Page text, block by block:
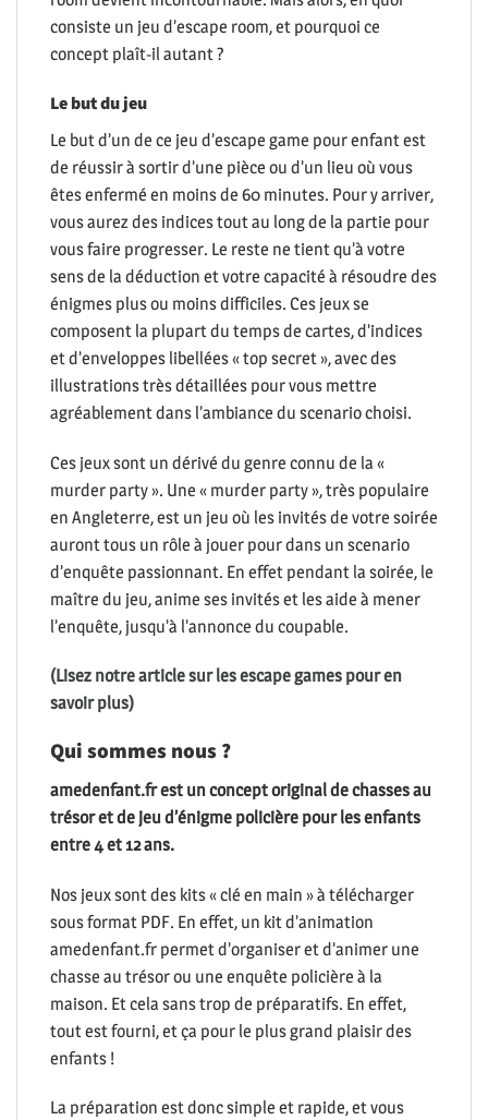
consiste un jeu d’escape room, et pourquoi ce
concept plaît-il autant ?
Le but du jeu
Le but d’un de ce jeu d’escape game pour enfant est
de réussir à sortir d’une pièce ou d’un lieu où vous
êtes enfermé en moins de 60 minutes. Pour y arriver,
vous aurez des indices tout au long de la partie pour
vous faire progresser. Le reste ne tient qu’à votre
sens de la déduction et votre capacité à résoudre des
énigmes plus ou moins difficiles. Ces jeux se
composent la plupart du temps de cartes, d’indices
et d’enveloppes libellées « top secret », avec des
illustrations très détaillées pour vous mettre
agréablement dans l’ambiance du scenario choisi.
Ces jeux sont un dérivé du genre connu de la «
murder party ». Une « murder party », très populaire
en Angleterre, est un jeu où les invités de votre soirée
auront tous un rôle à jouer pour dans un scenario
d’enquête passionnant. En effet pendant la soirée, le
maître du jeu, anime ses invités et les aide à mener
l’enquête, jusqu’à l’annonce du coupable.
(Lisez notre article sur les escape games pour en
savoir plus)
Qui sommes nous ?
amedenfant.fr est un concept original de chasses au
trésor et de jeu d’énigme policière pour les enfants
entre 4 et 12 ans.
Nos jeux sont des kits « clé en main » à télécharger
sous format PDF. En effet, un kit d’animation
amedenfant.fr permet d’organiser et d’animer une
chasse au trésor ou une enquête policière à la
maison. Et cela sans trop de préparatifs. En effet,
tout est fourni, et ça pour le plus grand plaisir des
enfants !
La préparation est donc simple et rapide, et vous